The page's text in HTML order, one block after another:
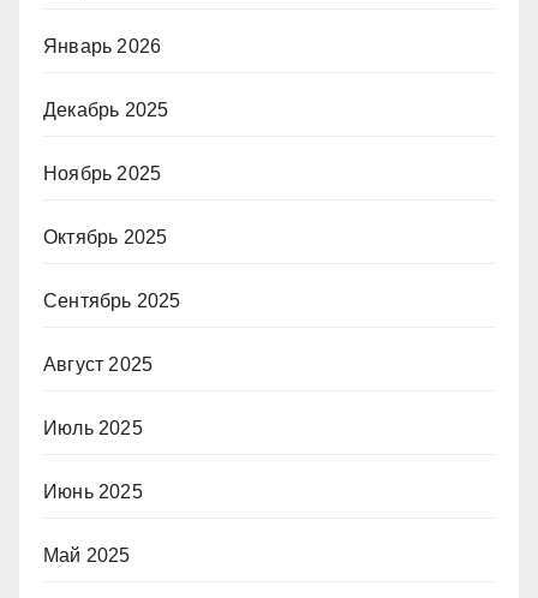
Январь 2026
Декабрь 2025
Ноябрь 2025
Октябрь 2025
Сентябрь 2025
Август 2025
Июль 2025
Июнь 2025
Май 2025